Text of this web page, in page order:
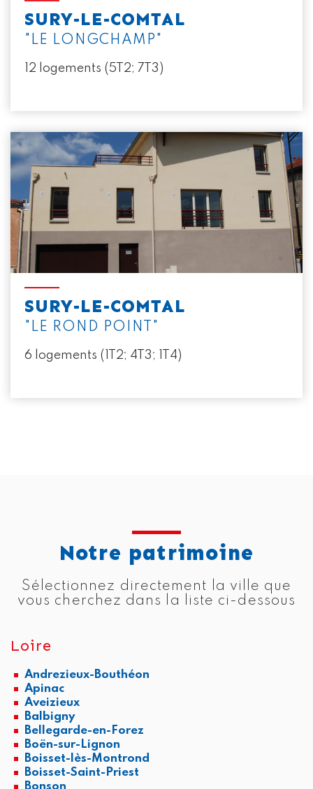
SURY-LE-COMTAL
"LE LONGCHAMP"
12 logements (5T2; 7T3)
SURY-LE-COMTAL
"LE ROND POINT"
6 logements (1T2; 4T3; 1T4)
Notre patrimoine
Sélectionnez directement la ville que
vous cherchez dans la liste ci-dessous
Loire
Andrezieux-Bouthéon
Apinac
Aveizieux
Balbigny
Bellegarde-en-Forez
Boën-sur-Lignon
Boisset-lès-Montrond
Boisset-Saint-Priest